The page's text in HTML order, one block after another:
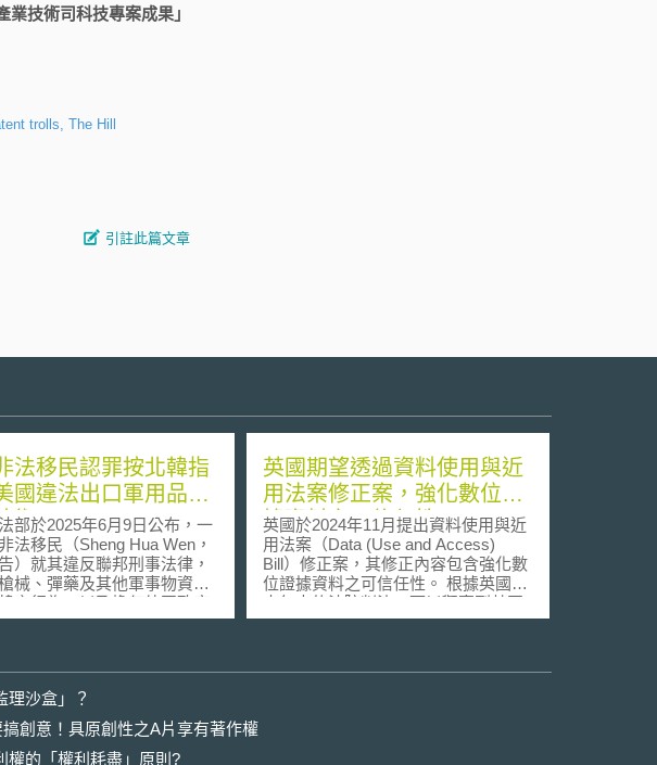
業技術司科技專案成果」
trolls, The Hill
引註此篇文章
法移民認罪按北韓指
國違法出口軍用品及
術
部於2025年6月9日公布，一
法移民（Sheng Hua Wen，
）就其違反聯邦刑事法律，
械、彈藥及其他軍事物資出
之行為，以及擔任外國政府
等罪名認罪。 被告犯罪行
，陸續將槍械彈藥等軍用品
美國加州長堤港（Port of
）出口的貨櫃內，並透過
至北韓；被告亦被發現取得
英國期望透過資料使用與近
用法案修正案，強化數位證
據資料之可信任性
英國於2024年11月提出資料使用與近
用法案（Data (Use and Access)
Bill）修正案，其修正內容包含強化數
位證據資料之可信任性。 根據英國數
十年來的法院判決，可以觀察到英國
法院信任電腦自動產出的資料，因此
理沙盒」？
創意！具原創性之A片享有著作權
權的「權利耗盡」原則?